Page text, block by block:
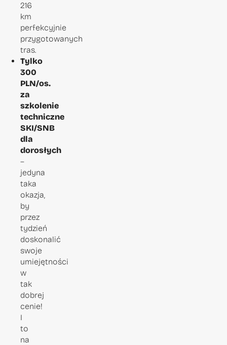
216
km
perfekcyjnie
przygotowanych
tras.
Tylko
300
PLN/os.
za
szkolenie
techniczne
SKI/SNB
dla
dorosłych
–
jedyna
taka
okazja,
by
przez
tydzień
doskonalić
swoje
umiejętności
w
tak
dobrej
cenie!
I
to
na